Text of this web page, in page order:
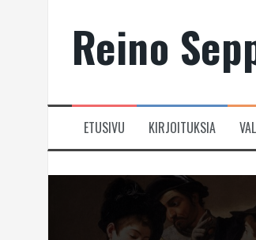
Reino
ETUSIVU KIRJOITUKSIA